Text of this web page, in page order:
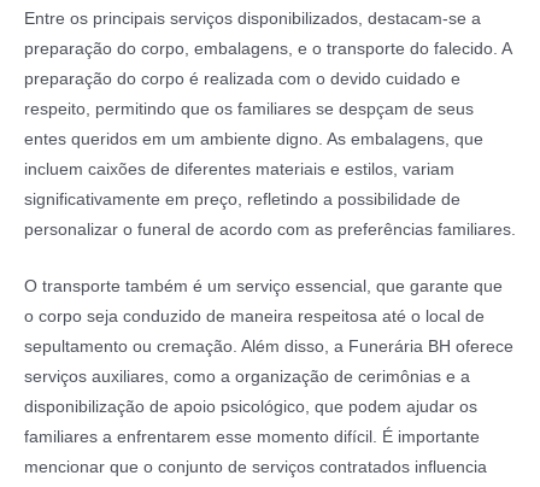
Entre os principais serviços disponibilizados, destacam-se a
preparação do corpo, embalagens, e o transporte do falecido. A
preparação do corpo é realizada com o devido cuidado e
respeito, permitindo que os familiares se despçam de seus
entes queridos em um ambiente digno. As embalagens, que
incluem caixões de diferentes materiais e estilos, variam
significativamente em preço, refletindo a possibilidade de
personalizar o funeral de acordo com as preferências familiares.
O transporte também é um serviço essencial, que garante que
o corpo seja conduzido de maneira respeitosa até o local de
sepultamento ou cremação. Além disso, a Funerária BH oferece
serviços auxiliares, como a organização de cerimônias e a
disponibilização de apoio psicológico, que podem ajudar os
familiares a enfrentarem esse momento difícil. É importante
mencionar que o conjunto de serviços contratados influencia